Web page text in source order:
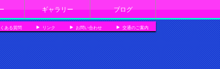
ギャラリー ブログ
ある質問 リンク お問い合わせ 交通のご案内